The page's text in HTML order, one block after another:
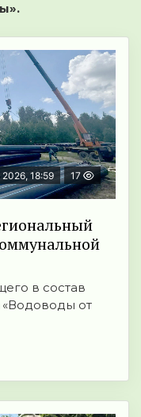
18:59 17
в состав
«Водоводы от